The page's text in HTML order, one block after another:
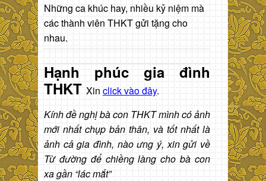
Những ca khúc hay, nhiều kỷ niệm mà
các thành viên THKT gửi tặng cho
nhau.
Hạnh phúc gia đình
THKT Xin click vào đây.
Kính đề nghị bà con THKT mình có ảnh
mới nhất chụp bản thân, và tốt nhất là
ảnh cả gia đình, nào ưng ý, xin gửi về
Từ đường để chiềng làng cho bà con
xa gần “lác mắt”